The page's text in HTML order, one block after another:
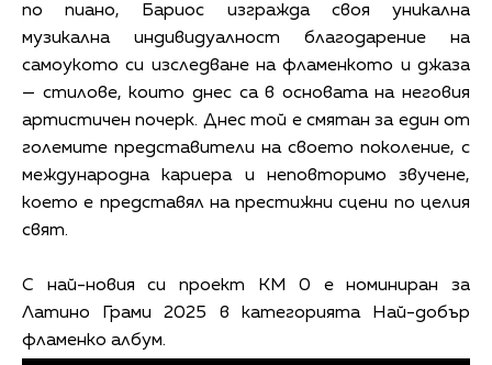
по пиано, Бариос изгражда своя уникална
музикална индивидуалност благодарение на
самоукото си изследване на фламенкото и джаза
— стилове, които днес са в основата на неговия
артистичен почерк. Днес той е смятан за един от
големите представители на своето поколение, с
международна кариера и неповторимо звучене,
което е представял на престижни сцени по целия
свят.
С най-новия си проект KM 0 е номиниран за
Латино Грами 2025 в категорията Най-добър
фламенко албум.